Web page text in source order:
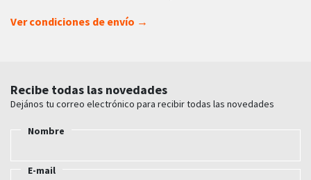
Ver condiciones de envío →
Recibe todas las novedades
Dejános tu correo electrónico para recibir todas las novedades
Nombre
E-mail